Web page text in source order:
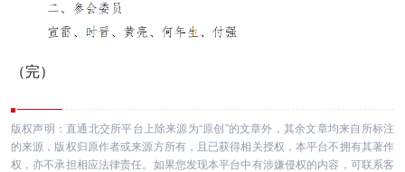
（完）
版权声明：直通北交所平台上除来源为“原创”的文章外，其余文章均来自所标注
的来源，版权归原作者或来源方所有，且已获得相关授权，本平台不拥有其著作
权，亦不承担相应法律责任。如果您发现本平台中有涉嫌侵权的内容，可联系客